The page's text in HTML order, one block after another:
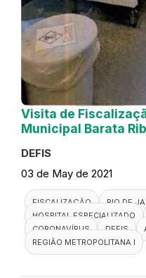
Visita de
Municipal Barata
DEFIS
03 de May de 2021
FISCALIZAÇÃO
RIO DE
HOSPITAL ESPECIALIZADO
CORONAVÍRUS
DEFIS
REGIÃO METROPOLITANA I